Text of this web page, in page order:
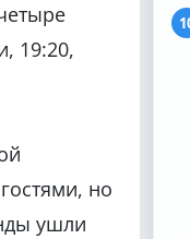
19:20,
но
ушли